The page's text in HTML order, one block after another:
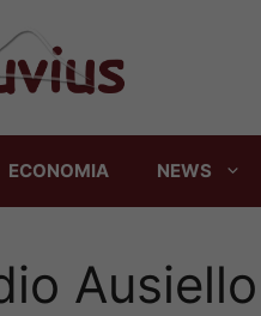
ECONOMIA NEWS
Ausiello